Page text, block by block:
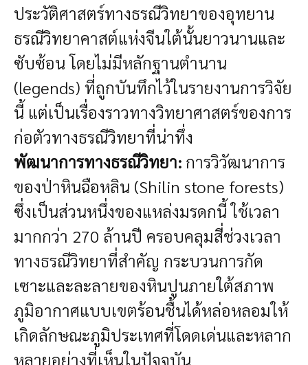
ประวัติศาสตร์ทางธรณีวิทยาของอุทยาน
ธรณีวิทยาคาสต์แห่งจีนใต้นั้นยาวนานและ
ซับซ้อน โดยไม่มีหลักฐานตำนาน
(legends) ที่ถูกบันทึกไว้ในรายงานการวิจัย
นี้ แต่เป็นเรื่องราวทางวิทยาศาสตร์ของการ
ก่อตัวทางธรณีวิทยาที่น่าทึ่ง
พัฒนาการทางธรณีวิทยา: การวิวัฒนาการ
ของป่าหินฉือหลิน (Shilin stone forests)
ซึ่งเป็นส่วนหนึ่งของแหล่งมรดกนี้ ใช้เวลา
มากกว่า 270 ล้านปี ครอบคลุมสี่ช่วงเวลา
ทางธรณีวิทยาที่สำคัญ กระบวนการกัด
เซาะและละลายของหินปูนภายใต้สภาพ
ภูมิอากาศแบบเขตร้อนชื้นได้หล่อหลอมให้
เกิดลักษณะภูมิประเทศที่โดดเด่นและหลาก
หลายอย่างที่เห็นในปัจจุบัน